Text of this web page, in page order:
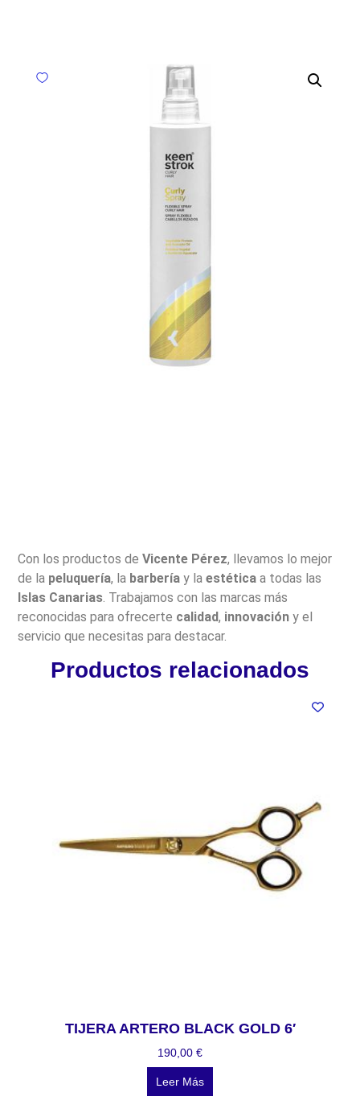
Con los productos deVicente Pérez, llevamos lo mejor
de la peluquería, la barbería y laestética a todas las
Islas Canarias. Trabajamos con las marcas más
reconocidas para ofrecerte calidad, innovación y el
servicio que necesitas para destacar.
Productos relacionados
TIJERA ARTERO BLACK GOLD 6′
190,00 €
Leer Más